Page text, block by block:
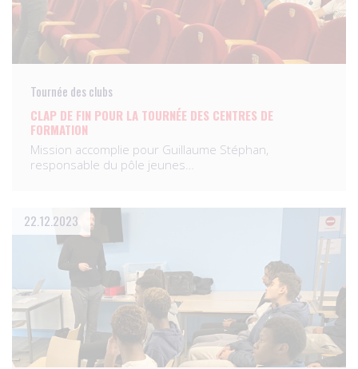
Tournée des clubs
CLAP DE FIN POUR LA TOURNÉE DES CENTRES DE
FORMATION
Mission accomplie pour Guillaume Stéphan,
responsable du pôle jeunes…
22.12.2023